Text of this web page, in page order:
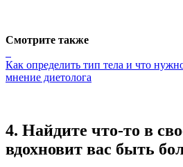
Смотрите также
Как определить тип тела и что
мнение диетолога
4. Найдите что-то в
вдохновит вас быть